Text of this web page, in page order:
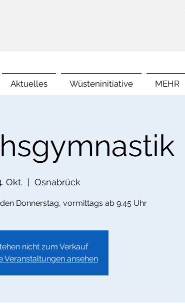
Aktuelles Wüsteninitiative MEHR
Okt. Osnabrück
Donnerstag, vormittags ab 9.45 Uhr
nicht zum Verkauf
Veranstaltungen ansehen